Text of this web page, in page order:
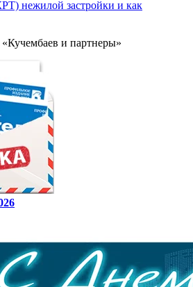
нежилой застройки и как
и партнеры»